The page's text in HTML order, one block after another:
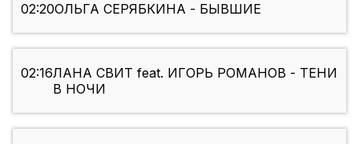
02:20ОЛЬГА СЕРЯБКИНА - БЫВШИЕ
02:16ЛАНА СВИТ feat. ИГОРЬ РОМАНОВ - ТЕНИ
В НОЧИ